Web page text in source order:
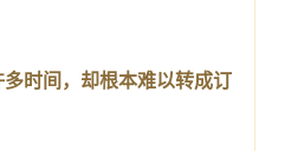
时间，却根本难以转成订